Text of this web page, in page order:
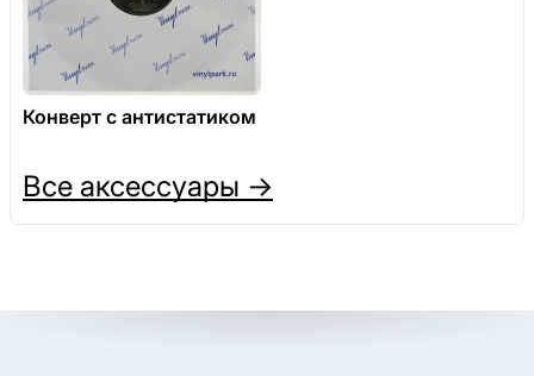
Конверт с антистатиком
Все аксессуары →